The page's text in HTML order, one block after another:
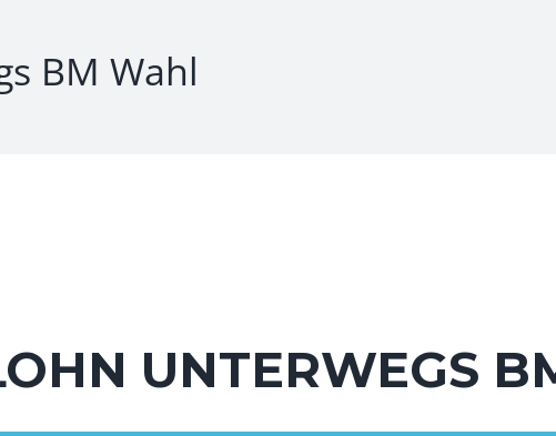
BM Wahl
UNTERWEGS